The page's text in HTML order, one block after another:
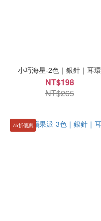
小巧海星-2色｜銀針｜耳環
NT$198
NT$265
75折優惠